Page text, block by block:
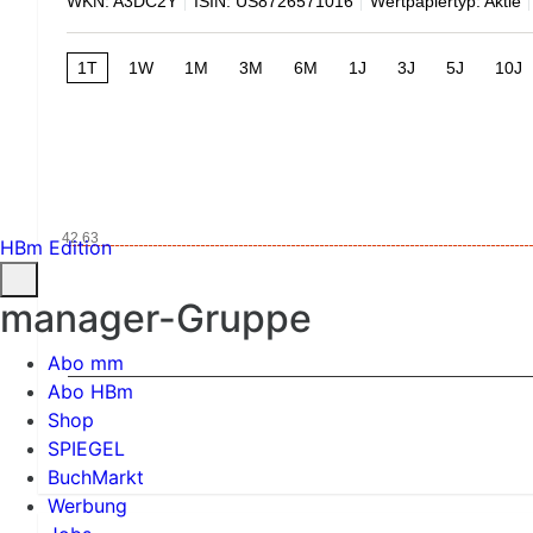
1T 1W 1M 3M 6M 1J 3J 5J 10J
42,63
HBm Edition
manager-Gruppe
Abo mm
Abo HBm
Shop
SPIEGEL
BuchMarkt
Werbung